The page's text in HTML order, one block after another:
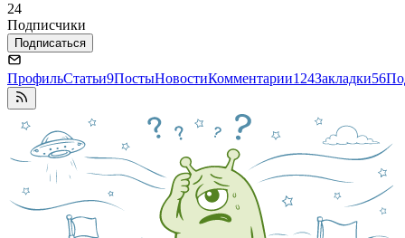
24
Подписчики
Подписаться
ПрофильСтатьи9ПостыНовостиКомментарии124Закладки56